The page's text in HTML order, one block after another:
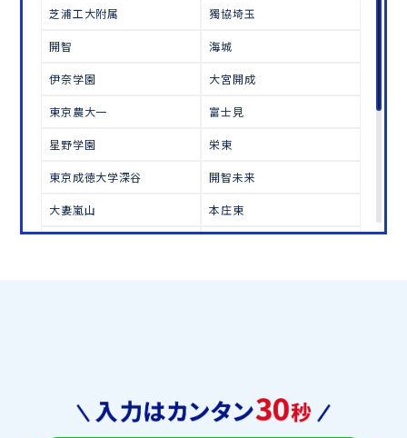
芝浦工大附属 獨協埼玉
開智 海城
伊奈学園 大宮開成
東京農大一 富士見
星野学園 栄東
東京成徳大学深谷 開智未来
大妻嵐山 本庄東